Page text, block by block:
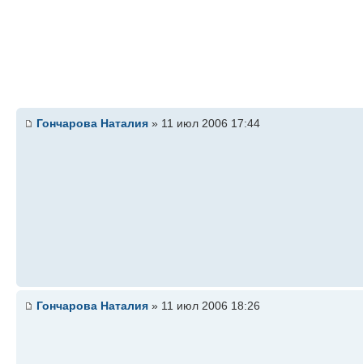
Гончарова Наталия » 11 июл 2006 17:44
Гончарова Наталия » 11 июл 2006 18:26